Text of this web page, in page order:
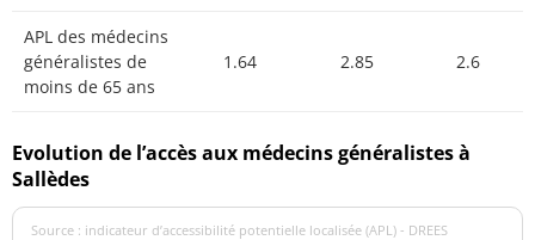
APL des médecins
généralistes de
moins de 65 ans
1.64 2.85 2.6
Evolution de l’accès aux médecins généralistes à
Sallèdes
Source : indicateur d’accessibilité potentielle localisée (APL) - DREES